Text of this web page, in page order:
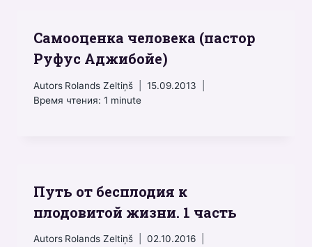
Самооценка человека (пастор
Руфус Аджибойе)
Autors Rolands Zeltiņš
15.09.2013
Время чтения: 1 minute
Путь от бесплодия к
плодовитой жизни. 1 часть
Autors Rolands Zeltiņš
02.10.2016